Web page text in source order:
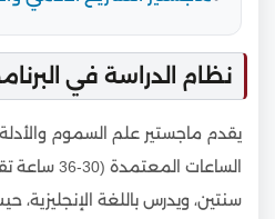
نظام الدراسة في
يقدم ماجستير علم السموم
الساعات
سنتين، ويدرس باللغة الإنجليزية،